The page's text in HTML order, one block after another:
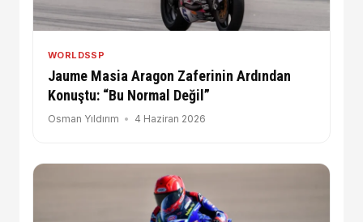
WORLDSSP
Jaume Masia Aragon Zaferinin Ardından
Konuştu: “Bu Normal Değil”
Osman Yıldırım 4 Haziran 2026